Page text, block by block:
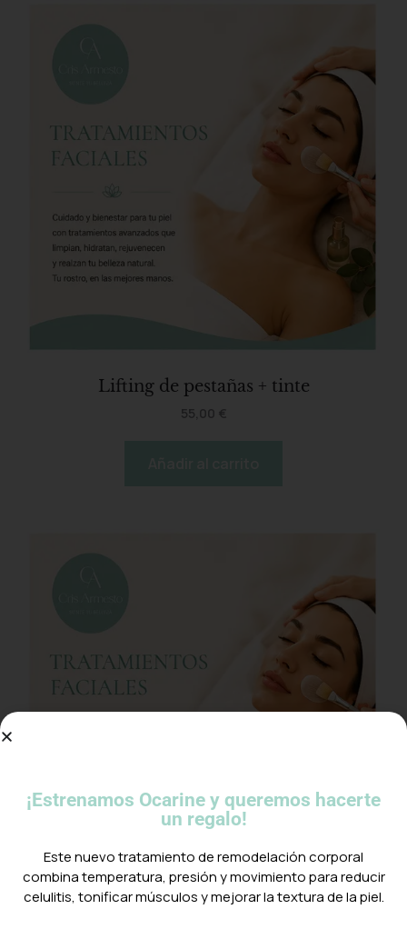
Lifting de pestañas + tinte
55,00 €
¡Estrenamos Ocarine y queremos hacerte
un regalo!
Este nuevo tratamiento de remodelación corporal
combina temperatura, presión y movimiento para reducir
celulitis, tonificar músculos y mejorar la textura de la piel.